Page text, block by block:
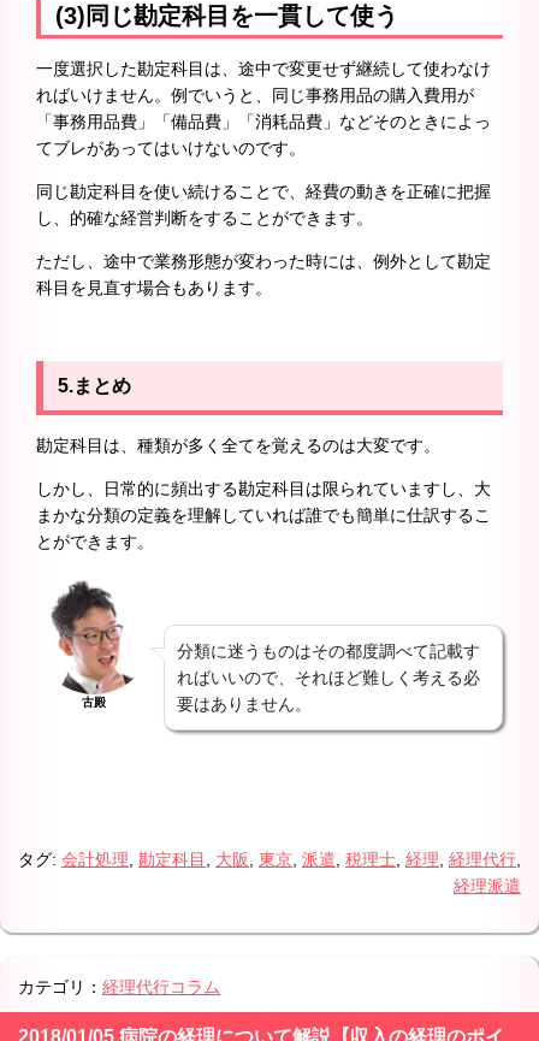
(3)同じ勘定科目を一貫して使う
一度選択した勘定科目は、途中で変更せず継続して使わなけ
ればいけません。例でいうと、同じ事務用品の購入費用が
「事務用品費」「備品費」「消耗品費」などそのときによっ
てブレがあってはいけないのです。
同じ勘定科目を使い続けることで、経費の動きを正確に把握
し、的確な経営判断をすることができます。
ただし、途中で業務形態が変わった時には、例外として勘定
科目を見直す場合もあります。
5.まとめ
勘定科目は、種類が多く全てを覚えるのは大変です。
しかし、日常的に頻出する勘定科目は限られていますし、大
まかな分類の定義を理解していれば誰でも簡単に仕訳するこ
とができます。
古殿
分類に迷うものはその都度調べて記載す
ればいいので、それほど難しく考える必
要はありません。
タグ: 会計処理 勘定科目 大阪 東京 派遣 税理士 経理 経理代行
経理派遣
カテゴリ： 経理代行コラム
2018/01/05 病院の経理について解説【収入の経理のポイ